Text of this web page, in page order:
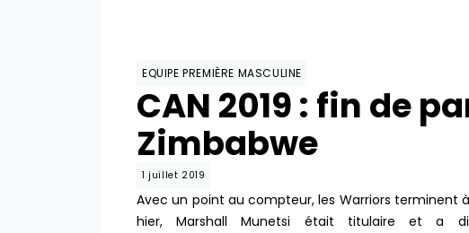
EQUIPE PREMIÈRE MASCULINE
CAN 2019 : fin de
Zimbabwe
1 juillet 2019
Avec un point au compteur, les Warriors terminent
hier, Marshall Munetsi était titulaire et a